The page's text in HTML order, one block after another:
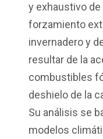
y exhaustivo
forzamiento
invernadero y
resultar de la
combustibles
deshielo de la
Su análisis se
modelos